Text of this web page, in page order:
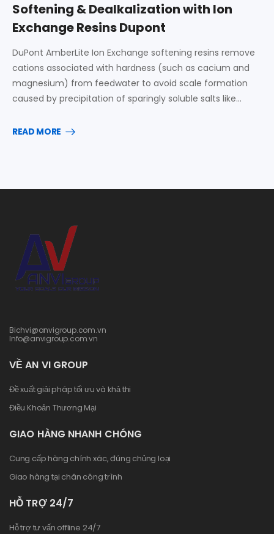
Softening & Dealkalization with Ion
Exchange Resins Dupont
DuPont AmberLite Ion Exchange softening resins remove
cations associated with hardness (such as cacium and
magnesium) from feedwater to avoid scale formation
caused by precipitation of sparingly soluble salts like…
READ MORE
Bichvi@anvigroup.com.vn
Info@anvigroup.com.vn
VỀ AN VI GROUP
Đề xuất giải pháp tối ưu và khả thi
Điều Khoản Thương Mại
GIAO HÀNG NHANH CHÓNG
Cung cấp hàng chính xác, đúng chủng loại
Giao hàng tại chân công trình
HỖ TRỢ 24/7
Hỗ trợ tư vấn offline 24/7